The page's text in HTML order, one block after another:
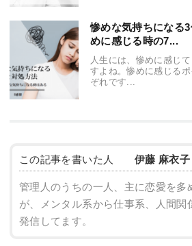
惨めな気持ちになる
めに感じる時の7...
人生には、惨めに感じ
すよね。惨めに感じる
ぞれです...
この記事を書いた人 伊藤 麻衣子
管理人のうちの一人、主に恋愛を多
が、メンタル系から仕事系、人間関
発信してます。